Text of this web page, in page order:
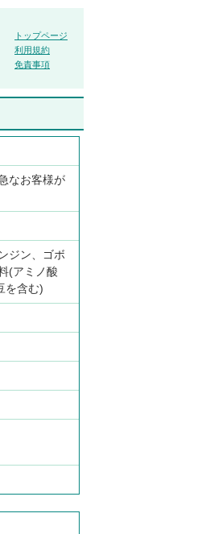
トップページ
利用規約
免責事項
なお客様が
ジン、ゴボ
(アミノ酸
を含む)